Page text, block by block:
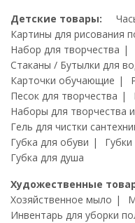
Детские товары:
Картины для рисования
Набор для творчества
Стаканы / Бутылки для
Карточки обучающие
Песок для творчества
Наборы для творчества
Гель для чистки
Губка для обуви
Губка для душа
Художественные
Хозяйственное мыло
Инвентарь для уборки